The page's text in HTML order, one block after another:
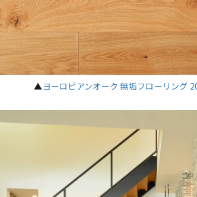
▲ヨーロピアンオーク 無垢フローリング